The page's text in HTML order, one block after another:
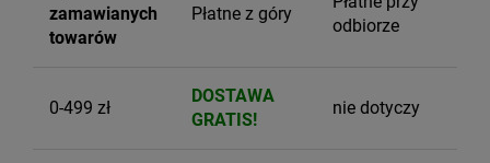
zamawianych
towarów
Płatne z góry
odbiorze
0-499 zł
DOSTAWA
GRATIS!
nie dotyczy